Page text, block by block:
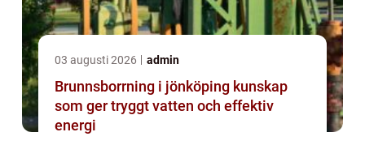
03 augusti 2026 admin
Brunnsborrning i jönköping kunskap
som ger tryggt vatten och effektiv
energi